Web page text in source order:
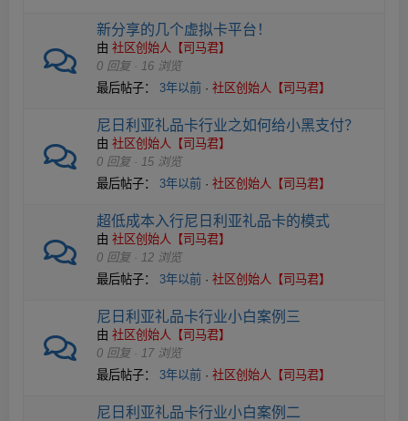
新分享的几个虚拟卡平台！
由 社区创始人【司马君】
0 回复 · 16 浏览
最后帖子： 3年以前 · 社区创始人【司马君】
尼日利亚礼品卡行业之如何给小黑支付？
由 社区创始人【司马君】
0 回复 · 15 浏览
最后帖子： 3年以前 · 社区创始人【司马君】
超低成本入行尼日利亚礼品卡的模式
由 社区创始人【司马君】
0 回复 · 12 浏览
最后帖子： 3年以前 · 社区创始人【司马君】
尼日利亚礼品卡行业小白案例三
由 社区创始人【司马君】
0 回复 · 17 浏览
最后帖子： 3年以前 · 社区创始人【司马君】
尼日利亚礼品卡行业小白案例二